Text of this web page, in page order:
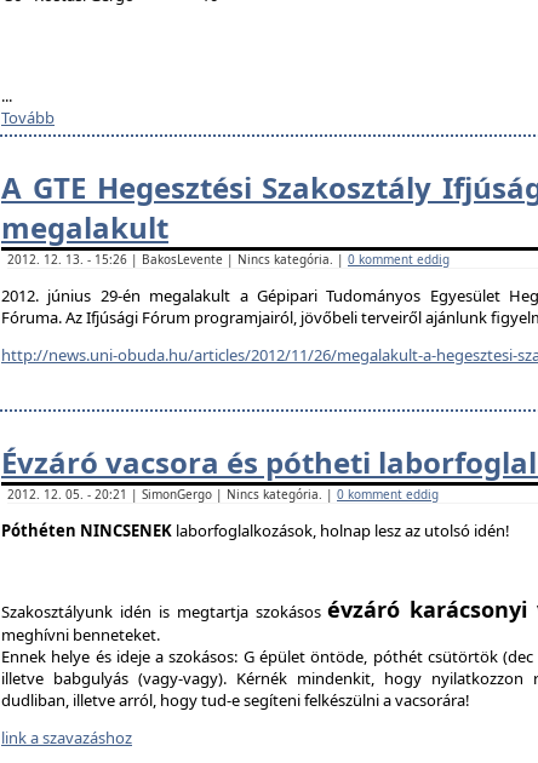
...
Tovább
A GTE Hegesztési Szakosztály
megalakult
2012. 12. 13. - 15:26 | BakosLevente | Nincs kategória. | 0 komment eddig
2012. június 29-én megalakult a Gépipari Tudományos Egyesület
Fóruma. Az Ifjúsági Fórum programjairól, jövőbeli terveiről ajánlunk
http://news.uni-obuda.hu/articles/2012/11/26/megalakult-a-hegesztesi-
Évzáró vacsora és pótheti
2012. 12. 05. - 20:21 | SimonGergo | Nincs kategória. | 0 komment eddig
Póthéten NINCSENEK laborfoglalkozások, holnap lesz az utolsó idén!
Szakosztályunk idén is megtartja szokásosévzáró karácsonyi
meghívni benneteket.
Ennek helye és ideje a szokásos: G épület öntöde, póthét csütörtök (dec
illetve babgulyás (vagy-vagy). Kérnék mindenkit, hogy nyilatkozzon
dudliban, illetve arról, hogy tud-e segíteni felkészülni a vacsorára!
link a szavazáshoz